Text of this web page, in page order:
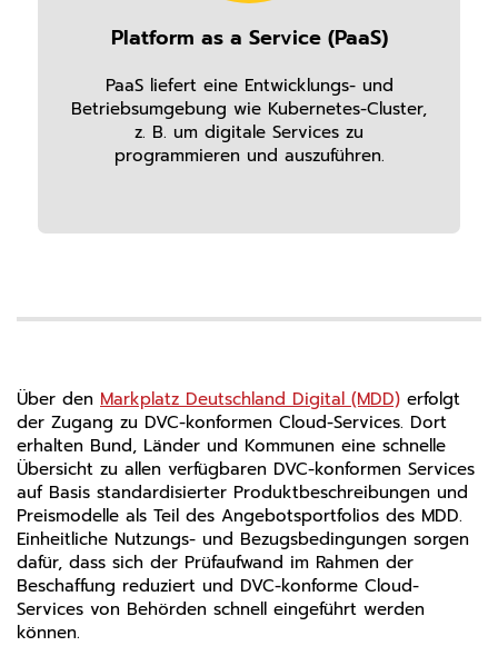
Platform as a Service (PaaS)
PaaS liefert eine Entwicklungs- und
Betriebsumgebung wie Kubernetes-Cluster,
z. B. um digitale Services zu
programmieren und auszuführen.
Über den Markplatz Deutschland Digital (MDD) erfolgt
der Zugang zu DVC-konformen Cloud-Services. Dort
erhalten Bund, Länder und Kommunen eine schnelle
Übersicht zu allen verfügbaren DVC-konformen Services
auf Basis standardisierter Produktbeschreibungen und
Preismodelle als Teil des Angebotsportfolios des MDD.
Einheitliche Nutzungs- und Bezugsbedingungen sorgen
dafür, dass sich der Prüfaufwand im Rahmen der
Beschaffung reduziert und DVC-konforme Cloud-
Services von Behörden schnell eingeführt werden
können.